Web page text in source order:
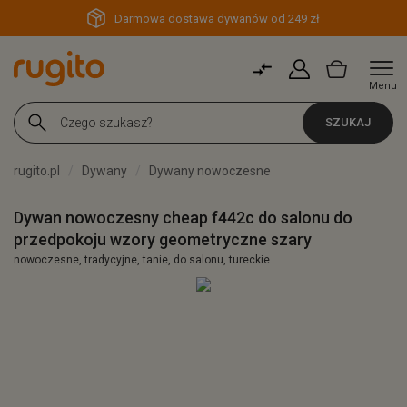
Darmowa dostawa dywanów od 249 zł
Menu
SZUKAJ
rugito.pl Dywany Dywany nowoczesne
Dywan nowoczesny cheap f442c do salonu do
przedpokoju wzory geometryczne szary
nowoczesne, tradycyjne, tanie, do salonu, tureckie